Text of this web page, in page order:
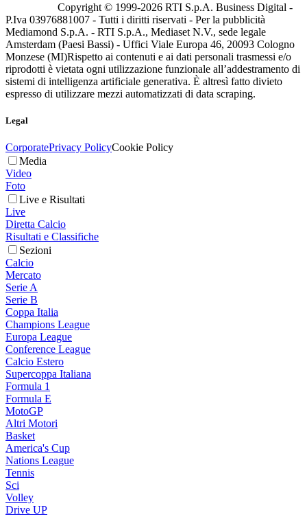
Copyright © 1999-2026 RTI S.p.A. Business Digital -
P.Iva 03976881007 - Tutti i diritti riservati - Per la pubblicità
Mediamond S.p.A. - RTI S.p.A., Mediaset N.V., sede legale
Amsterdam (Paesi Bassi) - Uffici Viale Europa 46, 20093 Cologno
Monzese (MI)Rispetto ai contenuti e ai dati personali trasmessi e/o
riprodotti è vietata ogni utilizzazione funzionale all’addestramento di
sistemi di intelligenza artificiale generativa. È altresì fatto divieto
espresso di utilizzare mezzi automatizzati di data scraping.
Legal
CorporatePrivacy PolicyCookie Policy
Media
Video
Foto
Live e Risultati
Live
Diretta Calcio
Risultati e Classifiche
Sezioni
Calcio
Mercato
Serie A
Serie B
Coppa Italia
Champions League
Europa League
Conference League
Calcio Estero
Supercoppa Italiana
Formula 1
Formula E
MotoGP
Altri Motori
Basket
America's Cup
Nations League
Tennis
Sci
Volley
Drive UP